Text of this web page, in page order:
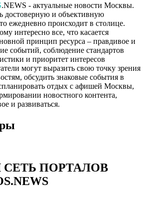
.NEWS - актуальные новости Москвы.
достоверную и объективную
ежедневно происходит в столице.
интересно все, что касается
принцип ресурса – правдивое и
событий, соблюдение стандартов
и приоритет интересов
могут выразить свою точку зрения
обсудить знаковые события в
отдых с афишей Москвы,
новостного контента,
и развиваться.
СЕТЬ ПОРТАЛОВ